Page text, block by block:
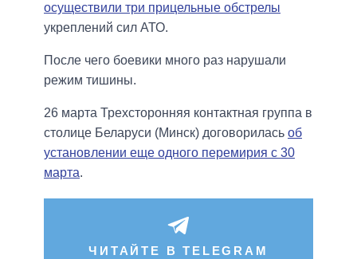
осуществили три прицельные обстрелы
укреплений сил АТО.
После чего боевики много раз нарушали
режим тишины.
26 марта Трехсторонняя контактная группа в
столице Беларуси (Минск) договорилась об
установлении еще одного перемирия с 30
марта.
ЧИТАЙТЕ В TELEGRAM